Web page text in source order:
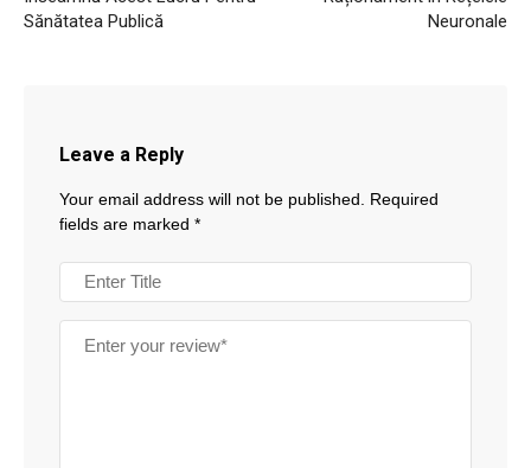
Sănătatea Publică
Neuronale
Leave a Reply
Your email address will not be published.
Required
fields are marked *